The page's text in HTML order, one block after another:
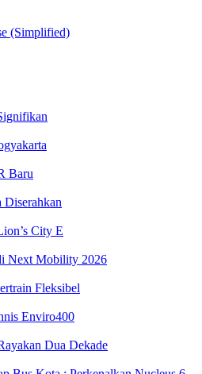
(Simplified)
Baru
Diserahkan
City E
Next Mobility 2026
Fleksibel
Enviro400
Dua Dekade